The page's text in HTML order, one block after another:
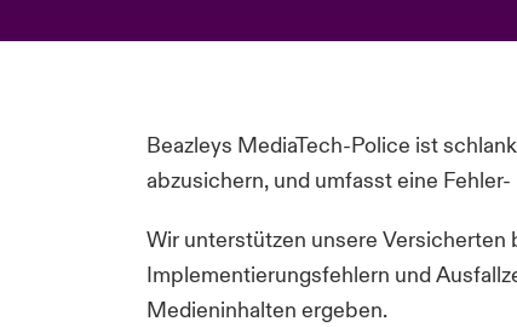
Beazleys MediaTech-Police ist
abzusichern, und umfasst eine
Wir unterstützen unsere Versicherten
Implementierungsfehlern und
Medieninhalten ergeben.